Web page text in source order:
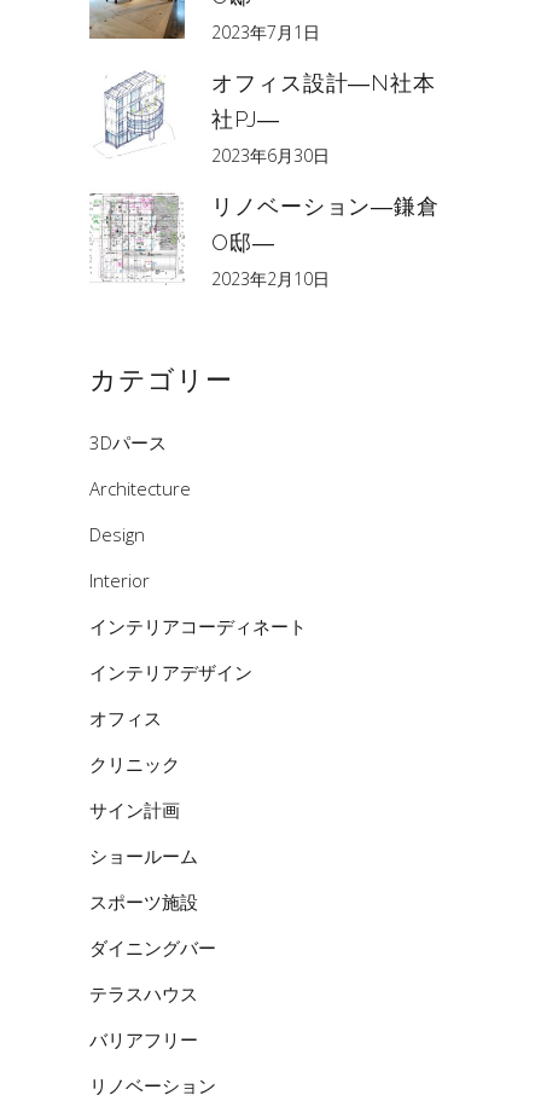
2023年7月1日
オフィス設計―N社本
社PJ―
2023年6月30日
リノベーション―鎌倉
O邸―
2023年2月10日
カテゴリー
3Dパース
Architecture
Design
Interior
インテリアコーディネート
インテリアデザイン
オフィス
クリニック
サイン計画
ショールーム
スポーツ施設
ダイニングバー
テラスハウス
バリアフリー
リノベーション